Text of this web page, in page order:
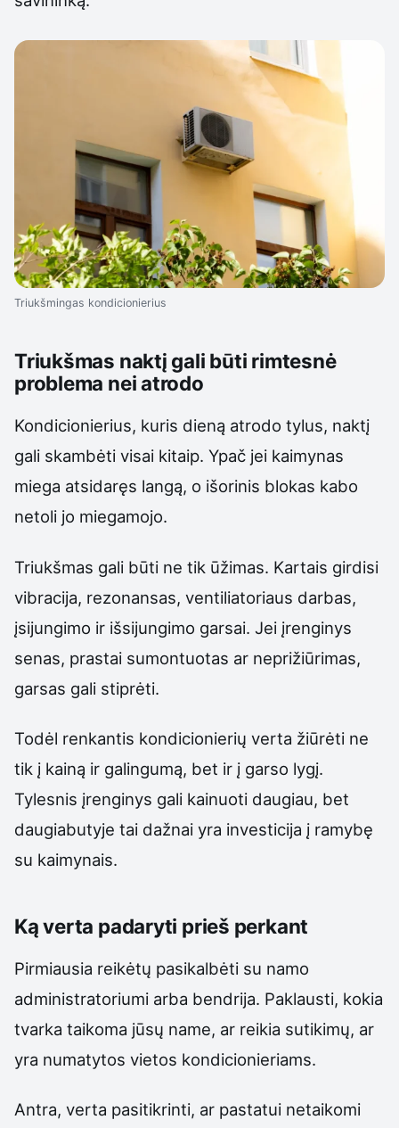
Triukšmingas kondicionierius
Triukšmas naktį gali būti rimtesnė
problema nei atrodo
Kondicionierius, kuris dieną atrodo tylus, naktį
gali skambėti visai kitaip. Ypač jei kaimynas
miega atsidaręs langą, o išorinis blokas kabo
netoli jo miegamojo.
Triukšmas gali būti ne tik ūžimas. Kartais girdisi
vibracija, rezonansas, ventiliatoriaus darbas,
įsijungimo ir išsijungimo garsai. Jei įrenginys
senas, prastai sumontuotas ar neprižiūrimas,
garsas gali stiprėti.
Todėl renkantis kondicionierių verta žiūrėti ne
tik į kainą ir galingumą, bet ir į garso lygį.
Tylesnis įrenginys gali kainuoti daugiau, bet
daugiabutyje tai dažnai yra investicija į ramybę
su kaimynais.
Ką verta padaryti prieš perkant
Pirmiausia reikėtų pasikalbėti su namo
administratoriumi arba bendrija. Paklausti, kokia
tvarka taikoma jūsų name, ar reikia sutikimų, ar
yra numatytos vietos kondicionieriams.
Antra, verta pasitikrinti, ar pastatui netaikomi